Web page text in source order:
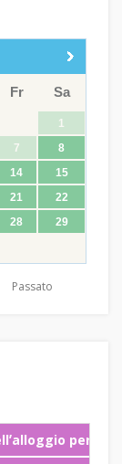
Fr Sa
1
7
8
14
15
21
22
28
29
Passato
per